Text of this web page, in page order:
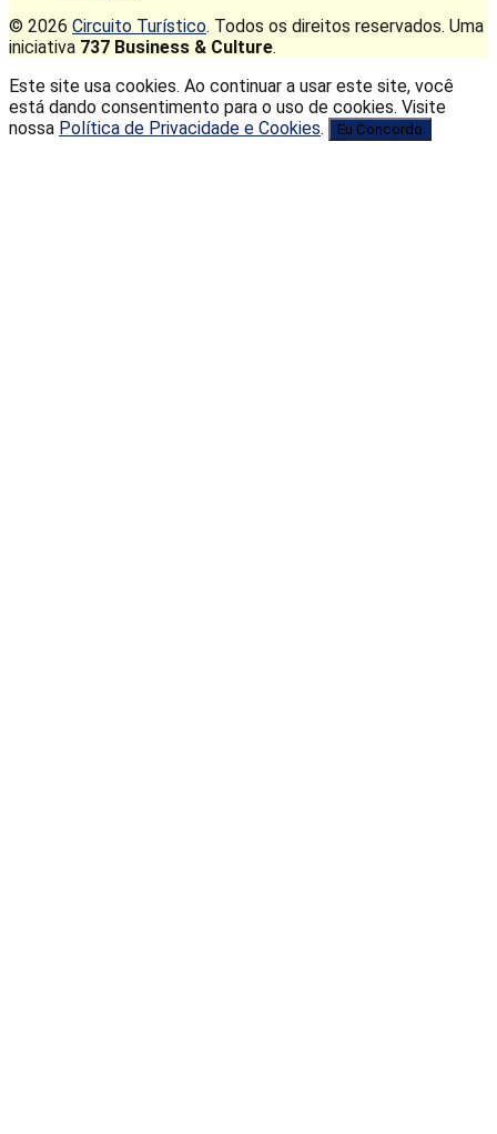
© 2026 Circuito Turístico. Todos os direitos reservados. Uma
iniciativa 737 Business & Culture.
Este site usa cookies. Ao continuar a usar este site, você
está dando consentimento para o uso de cookies. Visite
nossa Política de Privacidade e Cookies. Eu Concordo